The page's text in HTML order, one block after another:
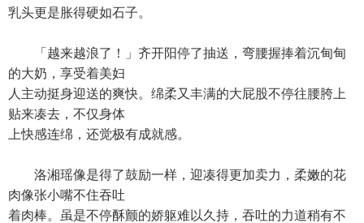
乳头更是胀得硬如石子。
「越来越浪了！」齐开阳停了抽送，弯腰握捧着沉甸甸
的大奶，享受着美妇
人主动挺身迎送的爽快。绵柔又丰满的大屁股不停往腰胯上
贴来凑去，不仅身体
上快感连绵，还觉极有成就感。
洛湘瑶像是得了鼓励一样，迎凑得更加卖力，柔嫩的花
肉像张小嘴不住吞吐
着肉棒。虽是不停酥颤的娇躯难以久持，吞吐的力道稍有不